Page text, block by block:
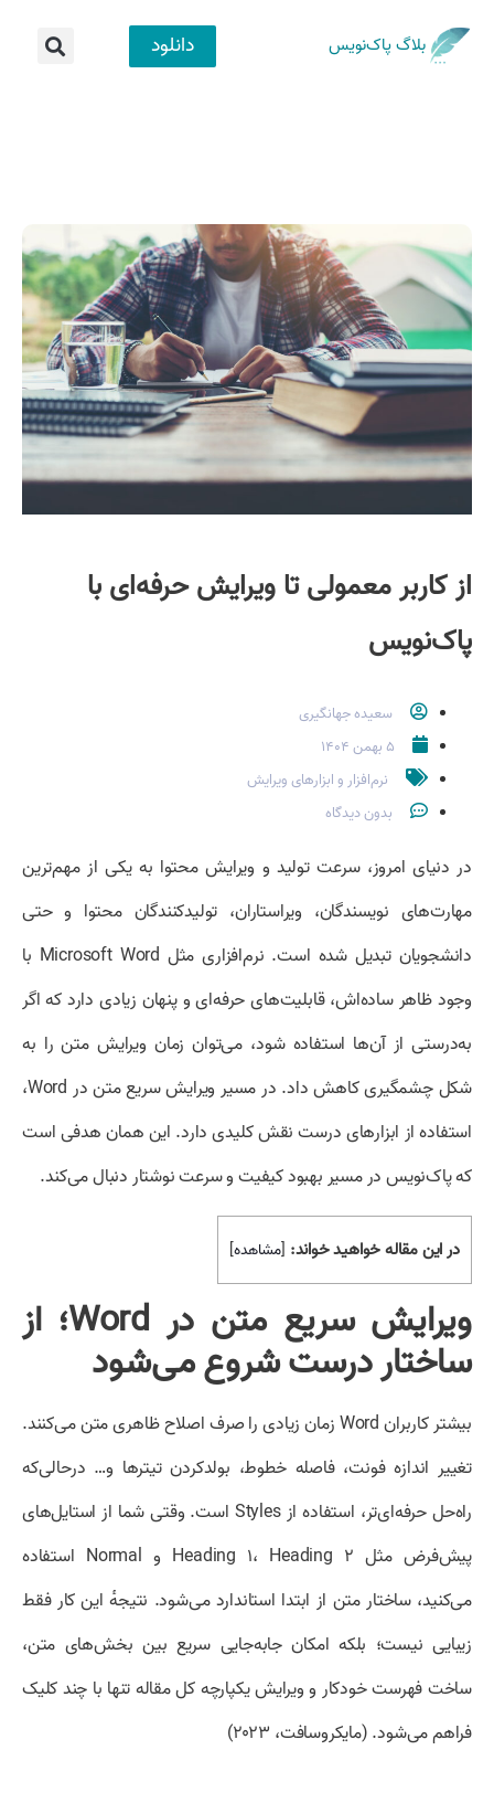
بلاگ پاک‌نویس دانلود
از کاربر معمولی تا ویرایش حرفه‌ای با
پاک‌نویس
سعیده جهانگیری
۵ بهمن ۱۴۰۴
نرم‌افزار و ابزارهای ویرایش
بدون دیدگاه
در دنیای امروز، سرعت تولید و ویرایش محتوا به یکی از مهم‌ترین
مهارت‌های نویسندگان، ویراستاران، تولیدکنندگان محتوا و حتی
دانشجویان تبدیل شده است. نرم‌افزاری مثل Microsoft Word با
وجود ظاهر ساده‌اش، قابلیت‌های حرفه‌ای و پنهان زیادی دارد که اگر
به‌درستی از آن‌ها استفاده شود، می‌توان زمان ویرایش متن را به
شکل چشمگیری کاهش داد. در مسیر ویرایش سریع متن در Word،
استفاده از ابزارهای درست نقش کلیدی دارد. این همان هدفی است
که پاک‌نویس در مسیر بهبود کیفیت و سرعت نوشتار دنبال می‌کند.
در این مقاله خواهید خواند: [مشاهده]
ویرایش سریع متن در Word؛ از
ساختار درست شروع می‌شود
بیشتر کاربران Word زمان زیادی را صرف اصلاح ظاهری متن می‌کنند.
تغییر اندازه فونت، فاصله خطوط، بولدکردن تیترها و… درحالی‌که
راه‌حل حرفه‌ای‌تر، استفاده از Styles است. وقتی شما از استایل‌های
پیش‌فرض مثل Heading ۱، Heading ۲ و Normal استفاده
می‌کنید، ساختار متن از ابتدا استاندارد می‌شود. نتیجهٔ این کار فقط
زیبایی نیست؛ بلکه امکان جابه‌جایی سریع بین بخش‌های متن،
ساخت فهرست خودکار و ویرایش یکپارچه کل مقاله تنها با چند کلیک
فراهم می‌شود. (مایکروسافت، ۲۰۲۳)